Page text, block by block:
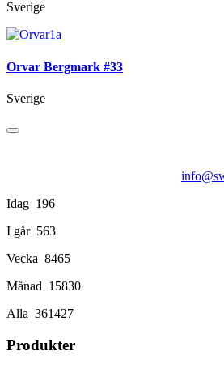
Sverige
Orvar Bergmark #33
Sverige
Idag 196
I går 563
Vecka 8465
Månad 15830
Alla 361427
Produkter